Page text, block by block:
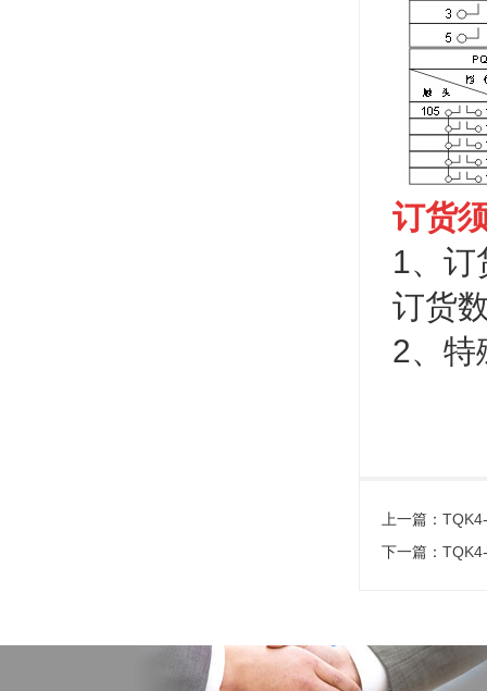
订货
1、订
订货
2、特
上一篇：
下一篇：